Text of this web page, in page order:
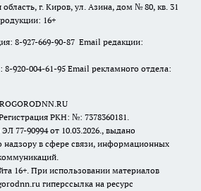
область, г. Киров, ул. Азина, дом № 80, кв. 31
16+
8-927-669-90-87 Email редакции:
920-004-61-95 Email рекламного отдела:
РКН: №: 7378360181.
77-90994 от 10.03.2026., выдано
надзору в сфере связи, информационных
16+. При использовании материалов
гиперссылка на ресурс